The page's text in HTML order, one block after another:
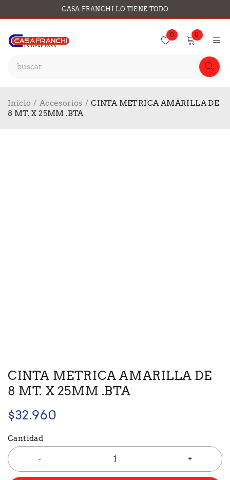
CASA FRANCHI LO TIENE TODO
0 0
Inicio / Accesorios / CINTA METRICA AMARILLA DE
8 MT. X 25MM .BTA
CINTA METRICA AMARILLA DE
8 MT. X 25MM .BTA
$32.960
Cantidad